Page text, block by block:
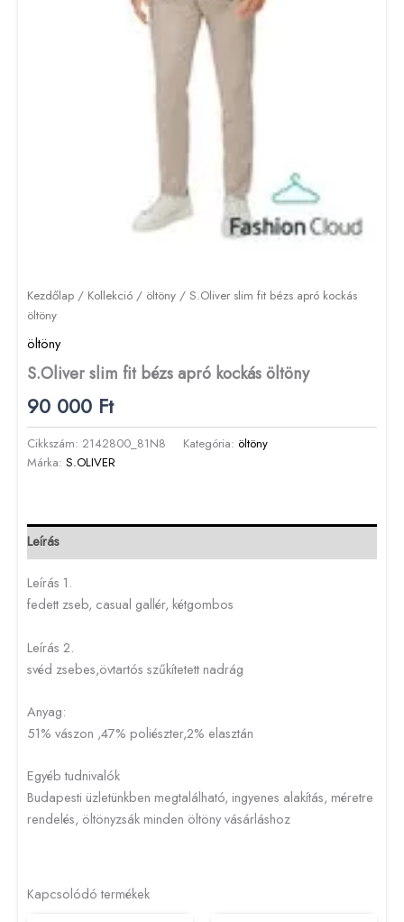
Kezdőlap / Kollekció / öltöny / S.Oliver slim fit bézs apró kockás
öltöny
öltöny
S.Oliver slim fit bézs apró kockás öltöny
90 000 Ft
Cikkszám: 2142800_81N8 Kategória: öltöny
Márka: S.OLIVER
Leírás
Leírás 1.
fedett zseb, casual gallér, kétgombos
Leírás 2.
svéd zsebes,övtartós szűkítetett nadrág
Anyag:
51% vászon ,47% poliészter,2% elasztán
Egyéb tudnivalók
Budapesti üzletünkben megtalálható, ingyenes alakítás, méretre
rendelés, öltönyzsák minden öltöny vásárláshoz
Kapcsolódó termékek